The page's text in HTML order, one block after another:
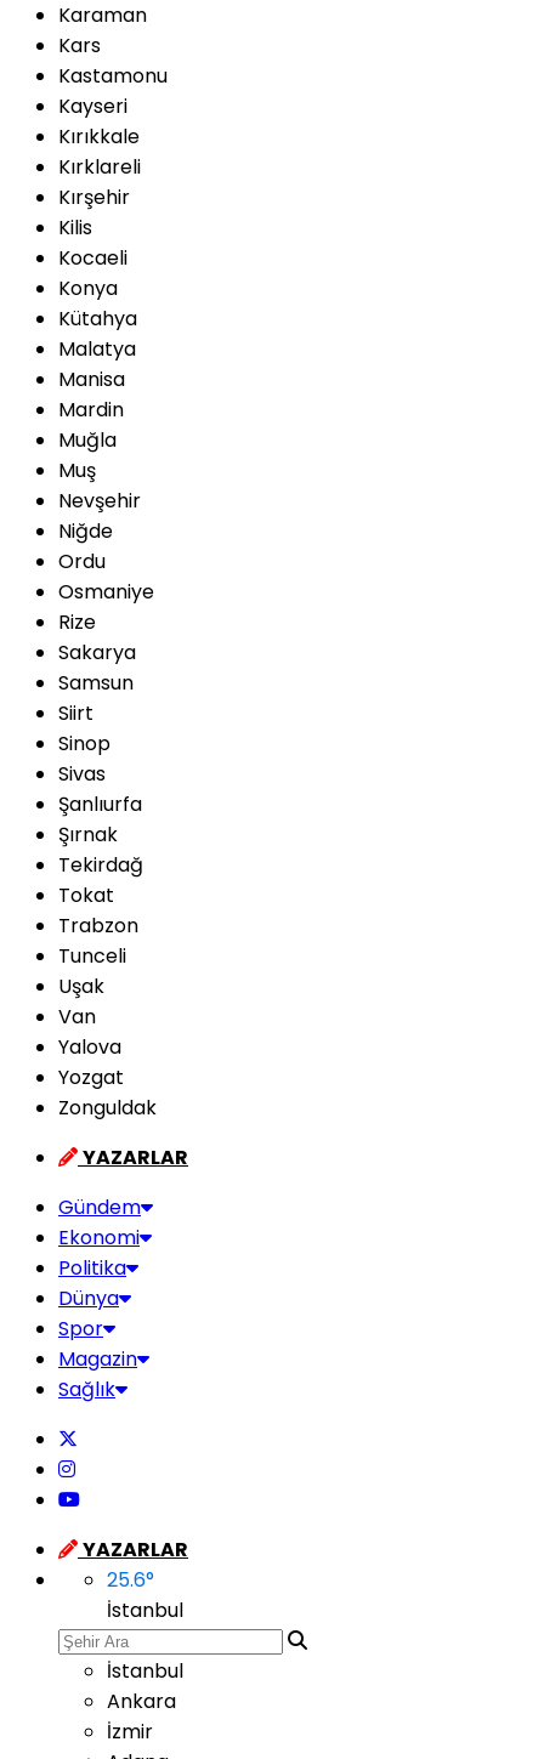
Karaman
Kars
Kastamonu
Kayseri
Kırıkkale
Kırklareli
Kırşehir
Kilis
Kocaeli
Konya
Kütahya
Malatya
Manisa
Mardin
Muğla
Muş
Nevşehir
Niğde
Ordu
Osmaniye
Rize
Sakarya
Samsun
Siirt
Sinop
Sivas
Şanlıurfa
Şırnak
Tekirdağ
Tokat
Trabzon
Tunceli
Uşak
Van
Yalova
Yozgat
Zonguldak
YAZARLAR
Gündem
Ekonomi
Politika
Dünya
Spor
Magazin
Sağlık
YAZARLAR
25.6°
İstanbul
İstanbul
Ankara
İzmir